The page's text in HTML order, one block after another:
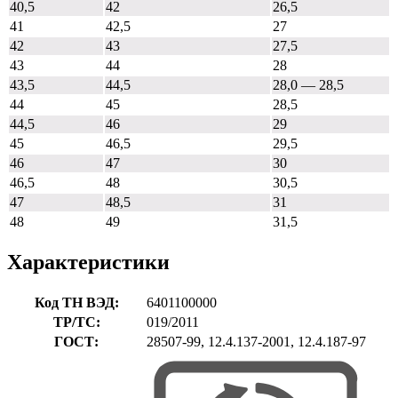
40,5 42
26,5
41
42,5
27
42
43
27,5
43
44
28
43,5
44,5
28,0 — 28,5
44
45
28,5
44,5
46
29
45
46,5
29,5
46
47
30
46,5
48
30,5
47
48,5
31
48
49 31,5
Характеристики
Код ТН ВЭД:
6401100000
ТР/ТС:
019/2011
ГОСТ:
28507-99, 12.4.137-2001, 12.4.187-97